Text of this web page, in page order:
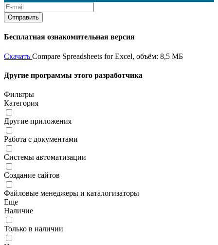
Бесплатная ознакомительная версия
Скачать Compare Spreadsheets for Excel, объём: 8,5 МБ
Другие программы этого разработчика
Фильтры
Категория
Другие приложения
Работа с документами
Системы автоматизации
Создание сайтов
Файловые менеджеры и каталогизаторы
Еще
Наличие
Только в наличии